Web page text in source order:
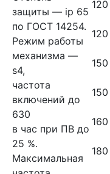
защиты — ip 65
по ГОСТ 14254.
Режим работы
механизма —
s4,
частота
включений до
630
в час при ПВ до
25 %.
Максимальная
120
120
150
150
160
180